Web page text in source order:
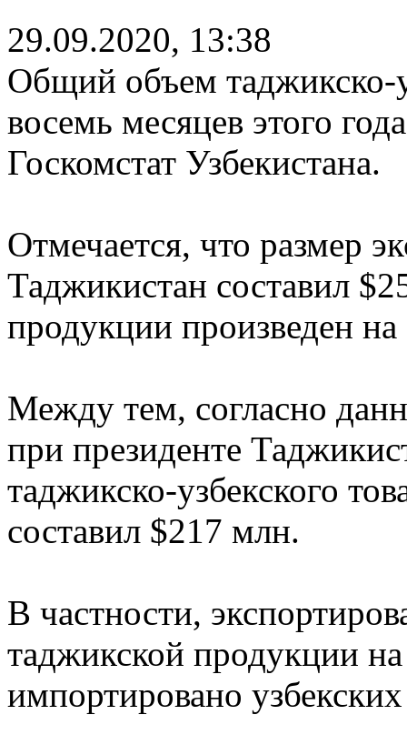
29.09.2020, 13:38
Общий объем таджикско-
восемь месяцев этого
Госкомстат Узбекистана.
Отмечается, что размер
Таджикистан составил
продукции произведен
Между тем, согласно
при президенте
таджикско-узбекского
составил $217 млн.
В частности,
таджикской продукции
импортировано